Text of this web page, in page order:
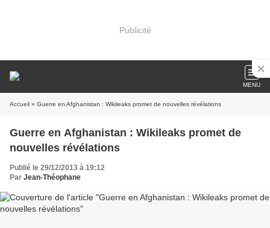
Publicité
MENU
Accueil » Guerre en Afghanistan : Wikileaks promet de nouvelles révélations
Guerre en Afghanistan : Wikileaks promet de
nouvelles révélations
Publié le 29/12/2013 à 19:12
Par Jean-Théophane